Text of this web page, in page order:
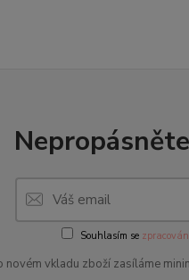
Souhlasím se
novém vkladu zboží zasíláme